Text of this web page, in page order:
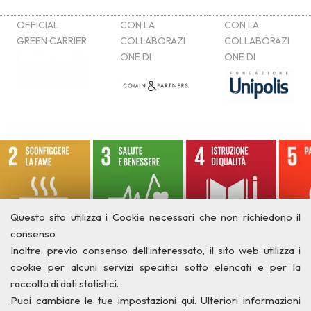
Questo sito utilizza i Cookie necessari che non richiedono il
consenso
Inoltre, previo consenso dell’interessato, il sito web utilizza i
cookie per alcuni servizi specifici sotto elencati e per la
raccolta di dati statistici.
Puoi cambiare le tue impostazioni qui. Ulteriori informazioni